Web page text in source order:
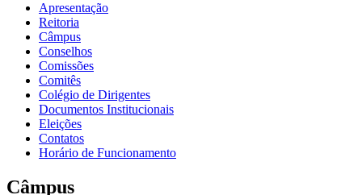
Apresentação
Reitoria
Câmpus
Conselhos
Comissões
Comitês
Colégio de Dirigentes
Documentos Institucionais
Eleições
Contatos
Horário de Funcionamento
Câmpus